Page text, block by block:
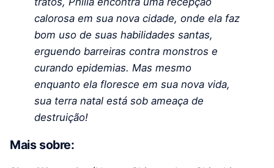
calorosa em sua nova cidade, onde ela faz
bom uso de suas habilidades santas,
erguendo barreiras contra monstros e
curando epidemias. Mas mesmo
enquanto ela floresce em sua nova vida,
sua terra natal está sob ameaça de
destruição!
Mais sobre: